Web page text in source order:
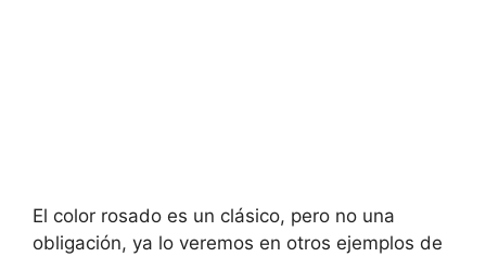
El color rosado es un clásico, pero no una
obligación, ya lo veremos en otros ejemplos de